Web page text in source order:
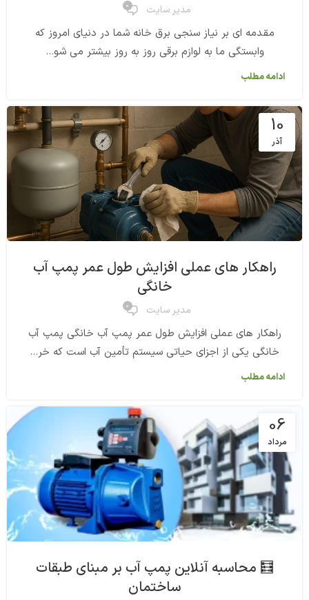
مدیر سایت 0
مقدمه ای بر نیاز سنجی برق خانه شما در دنیای امروز که
وابستگی ما به لوازم برقی روز به روز بیشتر می شو...
ادامه مطلب
10
آذر
راهکار های عملی افزایش طول عمر پمپ آب
خانگی
مدیر سایت 0
راهکار های عملی افزایش طول عمر پمپ آب خانگی پمپ آب
خانگی یکی از اجزای حیاتی سیستم تأمین آب است که خر...
ادامه مطلب
06
مرداد
🧮 محاسبه آنلاین پمپ آب بر مبنای طبقات
ساختمان